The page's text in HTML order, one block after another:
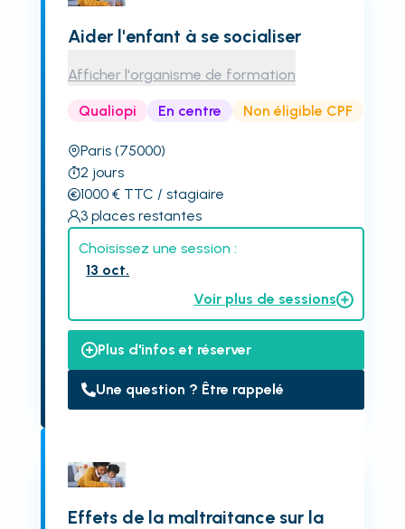
Aider l'enfant à se socialiser
Afficher l'organisme de formation
Qualiopi En centre Non éligible CPF
Paris (75000)
2 jours
1000€ TTC / stagiaire
3 places restantes
Choisissez une session :
13 oct.
Voir plus de sessions
Plus d'infos et réserver
Une question ? Être rappelé
Effets de la maltraitance sur la